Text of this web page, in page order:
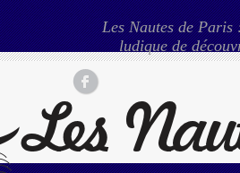
Les Nautes de Paris
ludique de